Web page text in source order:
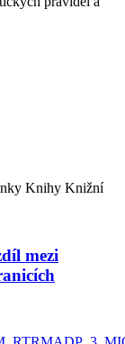
Knihy Knižní
mezi